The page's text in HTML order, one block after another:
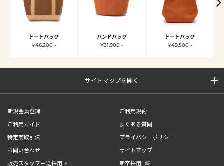
トートバッグ
¥46,200 -
ハンドバッグ
¥31,900 -
トートバッグ
¥49,500 -
サイトマップを開く
新規会員登録
ご利用規約
ご利用ガイド
よくある質問
特定商取引法
プライバシーポリシー
お問い合わせ
サイトマップ
販売スタッフ中途採用
新卒採用